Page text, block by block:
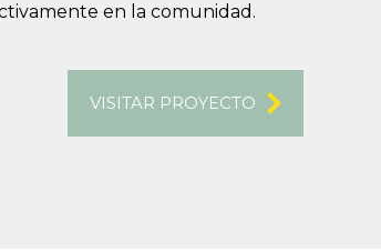
en la comunidad.
VISITAR PROYECTO